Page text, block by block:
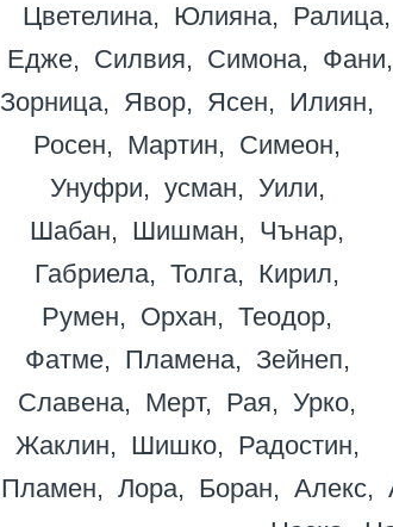
Цветелина
Юлияна Ралица
Едже
Силвия Симона Фани
Зорница Явор Ясен
Илиян
Росен
Мартин
Симеон
Унуфри
усман
Уили
Шабан
Шишман
Чънар
Габриела
Толга
Кирил
Румен
Орхан
Теодор
Фатме
Пламена
Зейнеп
Славена
Мерт Рая
Урко
Жаклин
Шишко
Радостин
Пламен
Лора Боран Алекс